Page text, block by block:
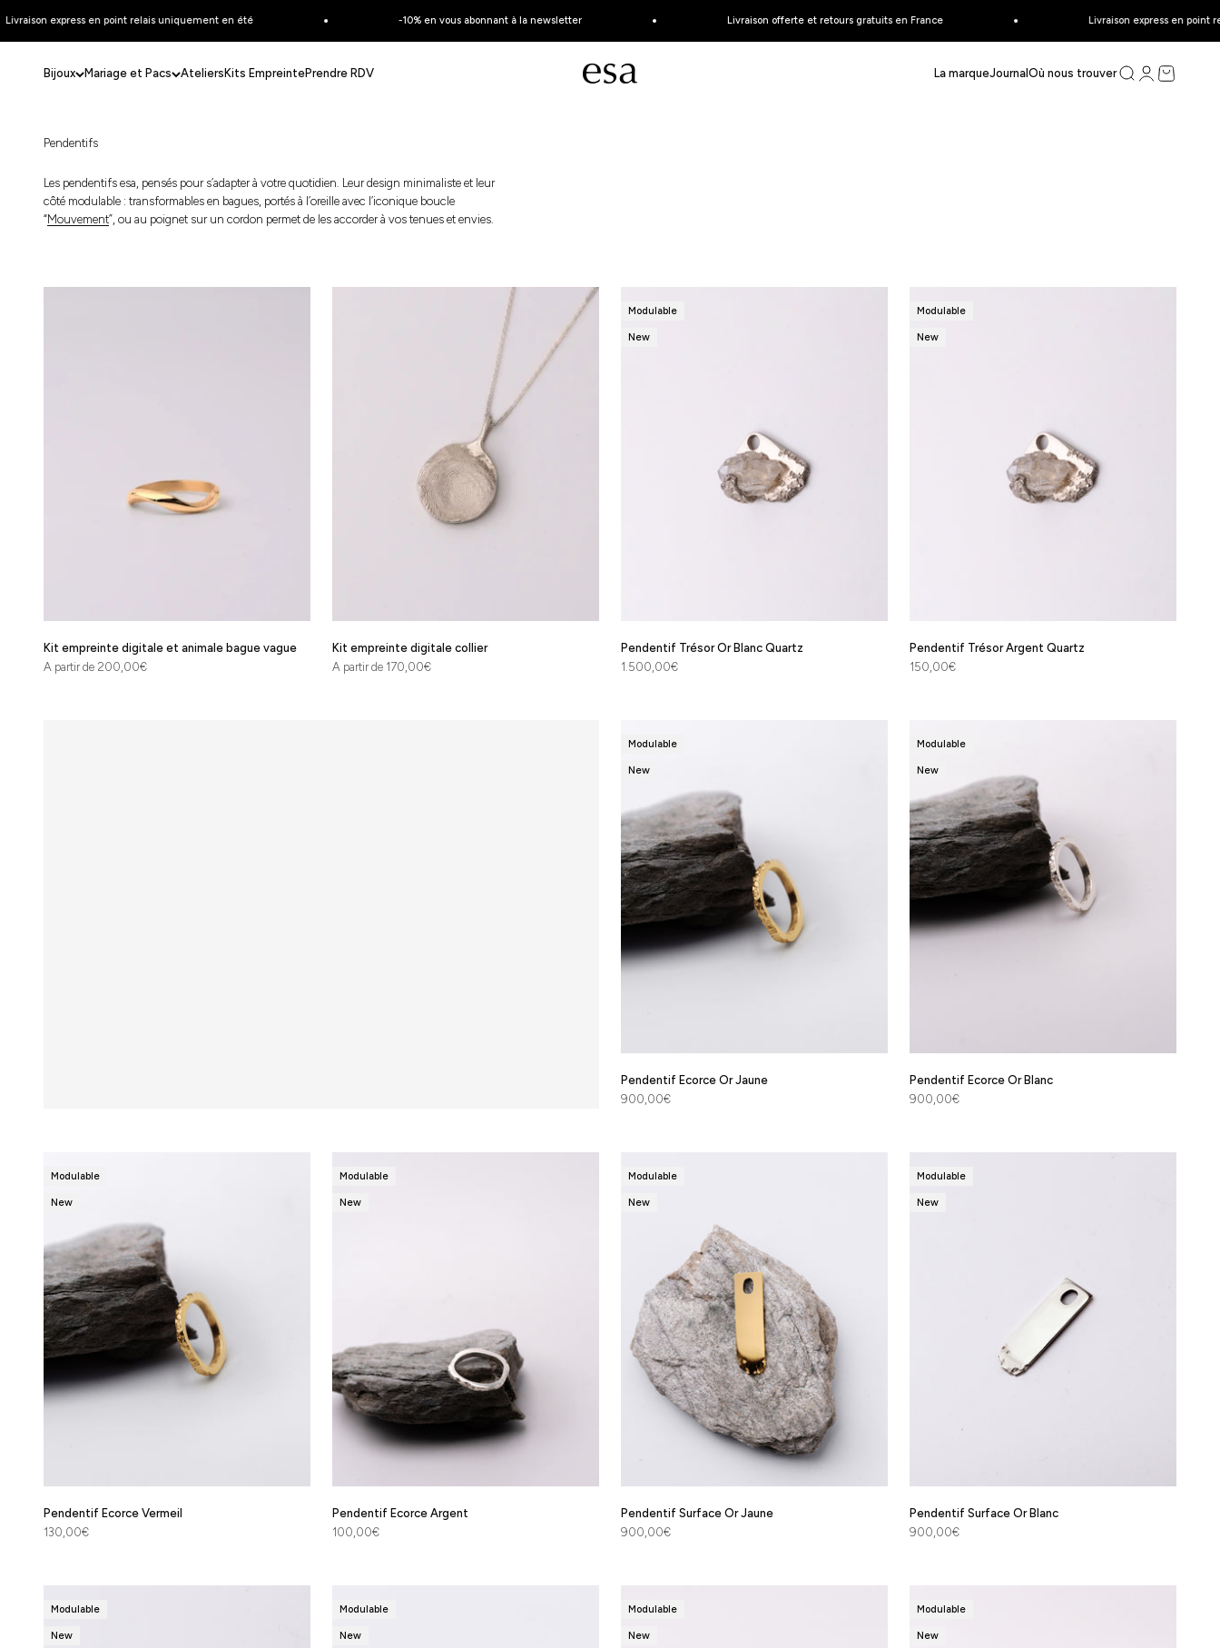
express en point relais uniquement en été -10% en vous abonnant à la newsletter Livraison offerte et retours gratuits en France Livraison express en point
Bijoux Mariage et Pacs Ateliers Kits EmpreintePrendre RDV Esa Joaillerie - Bijoux éthique et made in France La marqueJournal Où nous trouverRecherche
Connexion
Panier
Pendentifs
Les pendentifs esa, pensés pour s’adapter à votre quotidien. Leur design minimaliste et leur
côté modulable : transformables en bagues, portés à l’oreille avec l’iconique boucle
“Mouvement”, ou au poignet sur un cordon permet de les accorder à vos tenues et envies.
Kit empreinte digitale et animale bague vague
Prix de vente
A partir de 200,00€
Kit empreinte digitale collier
Prix de vente
A partir de 170,00€
Modulable
New
Pendentif Trésor Or Blanc Quartz
Prix de vente
1.500,00€
En
Modulable
New
Pendentif Trésor Argent Quartz
Prix de vente
150,00€
Modulable
New
Pendentif Ecorce Or Jaune
Prix de vente
900,00€
Modulable
New
Pendentif Ecorce Or Blanc
Prix de vente
900,00€
Modulable
New
Pendentif Ecorce Vermeil
Prix de vente
130,00€
Modulable
New
Pendentif Ecorce Argent
Prix de vente
100,00€
Modulable
New
Pendentif Surface Or Jaune
Prix de vente
900,00€
Modulable
New
Pendentif Surface Or Blanc
Prix de vente
900,00€
Modulable
New
Modulable
New
Modulable
New
Modulable
New